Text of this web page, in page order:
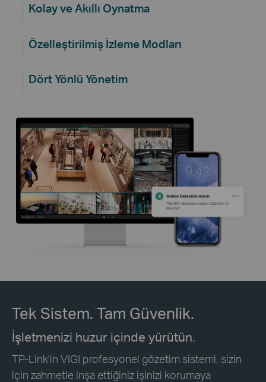
Kolay ve Akıllı Oynatma
Özelleştirilmiş İzleme Modları
Dört Yönlü Yönetim
Tek Sistem. Tam Güvenlik.
İşletmenizi huzur içinde yürütün.
TP-Link'in VIGI profesyonel gözetim sistemi, sizin
için zahmetle inşa ettiğiniz işinizi korumaya